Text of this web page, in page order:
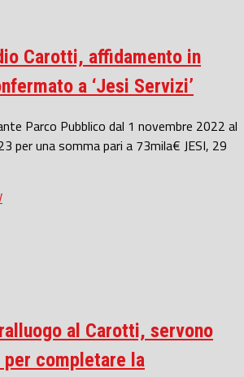
Carotti, affidamento in
a ‘Jesi Servizi’
Parco Pubblico dal 1 novembre 2022 al
per una somma pari a 73mila€ JESI, 29
al Carotti, servono
completare la